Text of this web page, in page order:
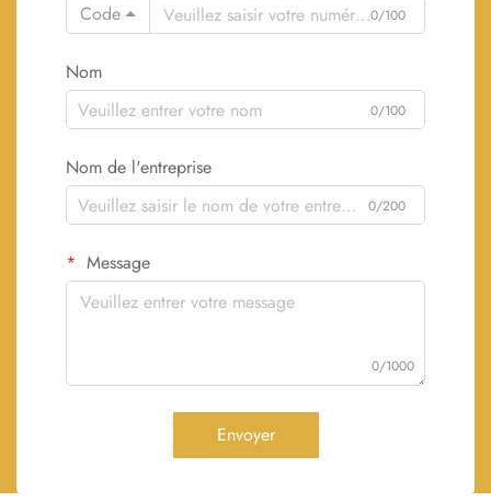
Code
0/100
Nom
0/100
Nom de l'entreprise
0/200
Message
0/1000
Envoyer